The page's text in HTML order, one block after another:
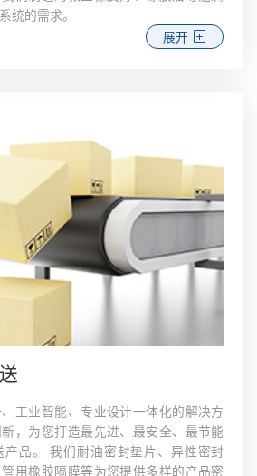
统的需求。
展开
工业智能、专业设计一体化的解决方
，为您打造最先进、最安全、最节能
品。 我们耐油密封垫片、异性密封
用橡胶隔膜等为您提供多样的产品密